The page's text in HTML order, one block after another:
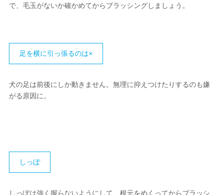
で、毛玉がないか確かめてからブラッシングしましょう。
足を横に引っ張るのは×
犬の足は前後にしか動きません。無理に抑えつけたりするのも嫌
がる原因に。
しっぽ
しっぽは強く握らないようにして、根元をめくってからブラッシ